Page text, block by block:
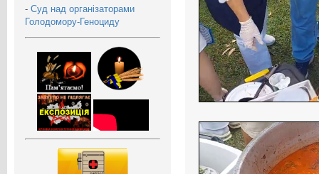
- Суд над організаторами
Голодомору-Геноциду